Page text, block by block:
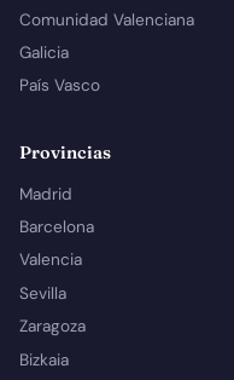
Comunidad Valenciana
Galicia
País Vasco
Provincias
Madrid
Barcelona
Valencia
Sevilla
Zaragoza
Bizkaia